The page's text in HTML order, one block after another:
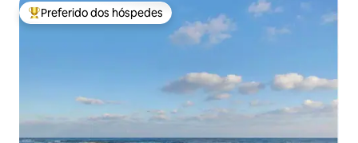
Entre os melhores preferidos dos hóspedes
Preferido dos hóspedes